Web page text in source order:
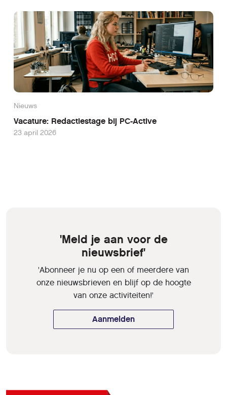
Nieuws
Vacature: Redactiestage bij PC-Active
23 april 2026
'Meld je aan voor de
nieuwsbrief'
'Abonneer je nu op een of meerdere van
onze nieuwsbrieven en blijf op de hoogte
van onze activiteiten!'
Aanmelden